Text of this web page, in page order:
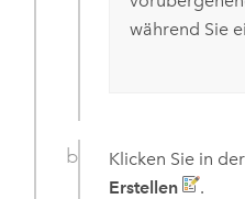
während Sie
Klicken Sie in
Erstellen
.